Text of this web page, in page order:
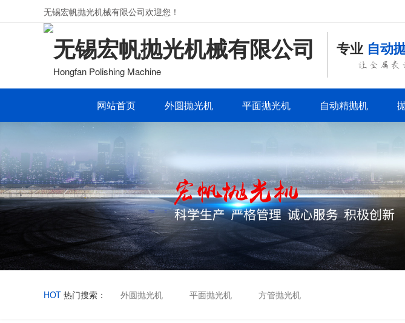
无锡宏帆抛光机械有限公司欢迎您！
无锡宏帆抛光机械有限公司
Hongfan Polishing Machine
专业 自动
让金属表
网站首页 外圆抛光机 平面抛光机 自动精抛机
HOT 热门搜索： 外圆抛光机 平面抛光机 方管抛光机